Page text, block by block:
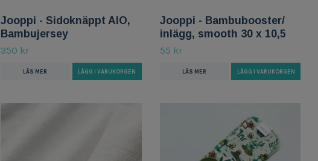
Jooppi - Sidoknäppt AIO,
Bambujersey
350 kr
LÄS MER LÄGG I VARUKORGEN
Jooppi - Bambubooster/
inlägg, smooth 30 x 10,5
55 kr
LÄS MER LÄGG I VARUKORGEN